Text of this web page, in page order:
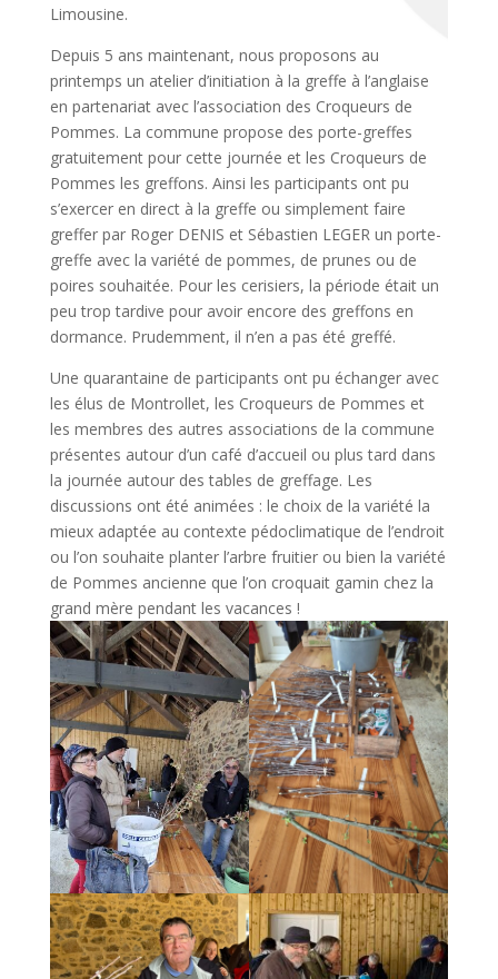
Limousine.
Depuis 5 ans maintenant, nous proposons au
printemps un atelier d’initiation à la greffe à l’anglaise
en partenariat avec l’association des Croqueurs de
Pommes. La commune propose des porte-greffes
gratuitement pour cette journée et les Croqueurs de
Pommes les greffons. Ainsi les participants ont pu
s’exercer en direct à la greffe ou simplement faire
greffer par Roger DENIS et Sébastien LEGER un porte-
greffe avec la variété de pommes, de prunes ou de
poires souhaitée. Pour les cerisiers, la période était un
peu trop tardive pour avoir encore des greffons en
dormance. Prudemment, il n’en a pas été greffé.
Une quarantaine de participants ont pu échanger avec
les élus de Montrollet, les Croqueurs de Pommes et
les membres des autres associations de la commune
présentes autour d’un café d’accueil ou plus tard dans
la journée autour des tables de greffage. Les
discussions ont été animées : le choix de la variété la
mieux adaptée au contexte pédoclimatique de l’endroit
ou l’on souhaite planter l’arbre fruitier ou bien la variété
de Pommes ancienne que l’on croquait gamin chez la
grand mère pendant les vacances !